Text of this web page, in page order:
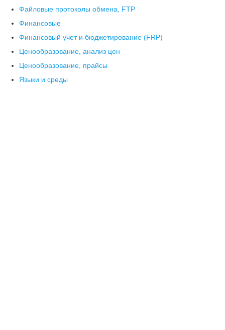
Файловые протоколы обмена, FTP
Финансовые
Финансовый учет и бюджетирование (FRP)
Ценообразование, анализ цен
Ценообразование, прайсы
Языки и среды